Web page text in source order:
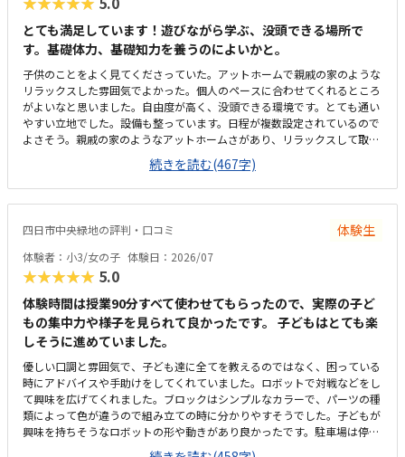
とても満足しています！遊びながら学ぶ、没頭できる場所で
す。基礎体力、基礎知力を養うのによいかと。
子供のことをよく見てくださっていた。アットホームで親戚の家のような
リラックスした雰囲気でよかった。個人のペースに合わせてくれるところ
がよいなと思いました。自由度が高く、没頭できる環境です。とても通い
やすい立地でした。設備も整っています。日程が複数設定されているので
よさそう。親戚の家のようなアットホームさがあり、リラックスして取り
組めている。緊張感やプレゼンスキル等のカリキュラムを望まれる場合は
合わないかも。良心的な価格設定だと思います。長時間見てくれるところ
もあり、その割に安いと思います。娘の特徴をよくとらえられていまし
た。一方で男女の性差による取り組み方の違いの説明が分かりやすくもあ
人の特性としてみてもらえるとなおよいのかな、と思いました。女の子だ
から…といった何気ない言葉により子供が萎縮したりこうでなければ、と
いう想いに囚われてしまうことは避けたいなと日頃から思っているので
（そのようなことを言ってしまうことは、親にとってもよくあり、難しさ
はあります…）
続きを読む(467字)
四日市中央緑地の評判・口コミ 体験生
体験者：小3/女の子 体験日：2026/07
★★★★★ 5.0
体験時間は授業90分すべて使わせてもらったので、実際の子ど
もの集中力や様子を見られて良かったです。 子どもはとても楽
しそうに進めていました。
優しい口調と雰囲気で、子ども達に全てを教えるのではなく、困っている
時にアドバイスや手助けをしてくれていました。ロボットで対戦などをし
て興味を広げてくれました。ブロックはシンプルなカラーで、パーツの種
類によって色が違うので組み立ての時に分かりやすそうでした。子どもが
興味を持ちそうなロボットの形や動きがあり良かったです。駐車場は停め
やすく、分かりやすい場所にあるので助かります。近くに別の施設もある